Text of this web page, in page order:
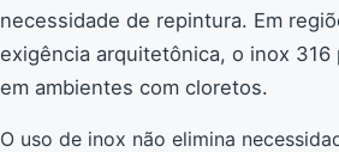
necessidade de repintura. Em
exigência arquitetônica, o inox
em ambientes com cloretos.
O uso de inox não elimina